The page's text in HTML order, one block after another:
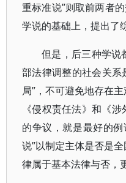
重标准说”则取前两者
学说的基础上，提出了
但是，后三种学说
部法律调整的社会关系
局”，不可避免地存在
《侵权责任法》和《
的争议，就是最好的
说”以制定主体是否是
律属于基本法律与否，